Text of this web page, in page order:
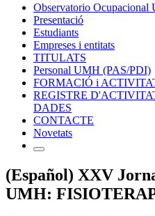
Observatorio Ocupacional
Presentació
Estudiants
Empreses i entitats
TITULATS
Personal UMH (PAS/PDI)
FORMACIÓ i
REGISTRE
DADES
CONTACTE
Novetats
(Español) XXV
UMH: